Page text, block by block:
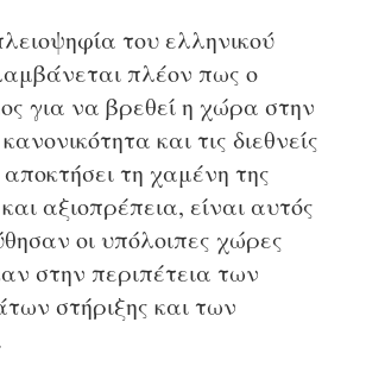
του ελληνικού
πλέον πως ο
για να βρεθεί η χώρα στην
και τις διεθνείς
τη χαμένη της
αξιοπρέπεια, είναι αυτός
οι υπόλοιπες χώρες
στην περιπέτεια των
στήριξης και των